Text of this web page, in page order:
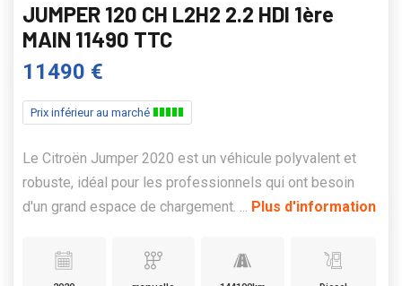
JUMPER 120 CH L2H2 2.2 HDI 1ère
MAIN 11490 TTC
11490 €
Prix inférieur au marché
Le Citroën Jumper 2020 est un véhicule polyvalent et
robuste, idéal pour les professionnels qui ont besoin
d'un grand espace de chargement. ... Plus d'information